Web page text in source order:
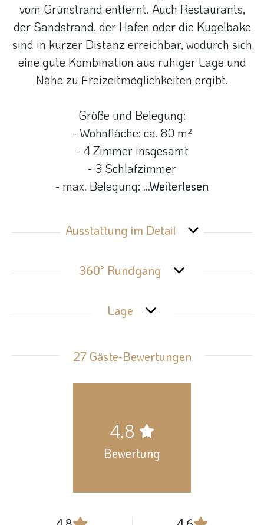
vom Grünstrand entfernt. Auch Restaurants,
der Sandstrand, der Hafen oder die Kugelbake
sind in kurzer Distanz erreichbar, wodurch sich
eine gute Kombination aus ruhiger Lage und
Nähe zu Freizeitmöglichkeiten ergibt.
Größe und Belegung:
- Wohnfläche: ca. 80 m²
- 4 Zimmer insgesamt
- 3 Schlafzimmer
- max. Belegung: ...Weiterlesen
Ausstattung im Detail
360° Rundgang
Lage
27 Gäste-Bewertungen
4.8
Bewertung